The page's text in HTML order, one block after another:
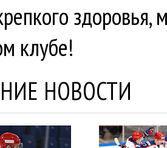
здоровья,
клубе!
НОВОСТИ